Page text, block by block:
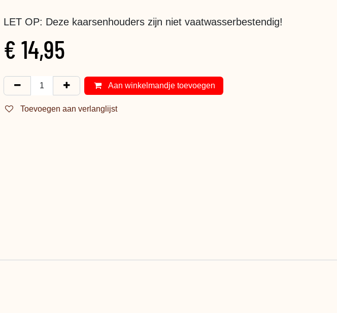
LET OP: Deze kaarsenhouders zijn niet vaatwasserbestendig!
€ 14,95
Aan winkelmandje toevoegen
Toevoegen aan verlanglijst